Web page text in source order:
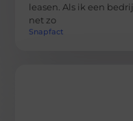
leasen. Als ik een
net zo
Snapfact